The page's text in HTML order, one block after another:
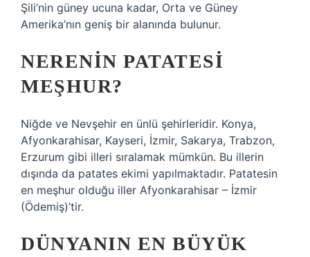
Şili’nin güney ucuna kadar, Orta ve Güney
Amerika’nın geniş bir alanında bulunur.
NERENIN PATATESI
MEŞHUR?
Niğde ve Nevşehir en ünlü şehirleridir. Konya,
Afyonkarahisar, Kayseri, İzmir, Sakarya, Trabzon,
Erzurum gibi illeri sıralamak mümkün. Bu illerin
dışında da patates ekimi yapılmaktadır. Patatesin
en meşhur olduğu iller Afyonkarahisar – İzmir
(Ödemiş)’tir.
DÜNYANIN EN BÜYÜK